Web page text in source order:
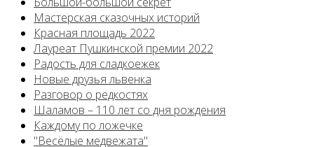
Мастерская сказочных историй
Красная площадь 2022
Лауреат Пушкинской премии 2022
Радость для сладкоежек
Новые друзья львенка
Разговор о редкостях
Шаламов – 110 лет со дня рождения
Каждому по ложечке
"Весёлые медвежата"